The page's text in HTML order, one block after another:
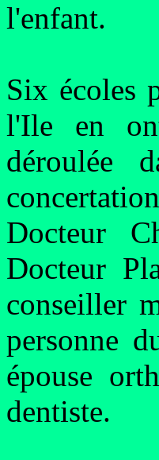
l'enfant.
Six écoles
l'Ile en
déroulée
Docteur
Docteur
conseiller
personne
épouse
dentiste.